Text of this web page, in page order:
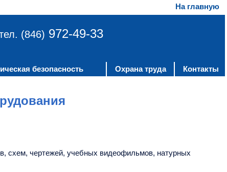
На главную
(846) 972-49-33
безопасность Охрана труда Контакты
схем, чертежей, учебных видеофильмов, натурных